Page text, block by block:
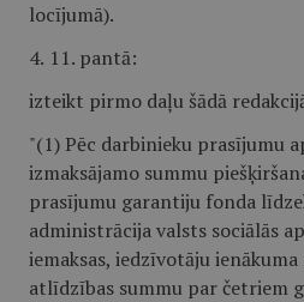
locījumā).
4. 11. pantā:
izteikt pirmo daļu šādā
"(1) Pēc darbinieku prasījumu
izmaksājamo summu
prasījumu garantiju fonda
administrācija valsts sociālās
iemaksas, iedzīvotāju
atlīdzības summu par četriem